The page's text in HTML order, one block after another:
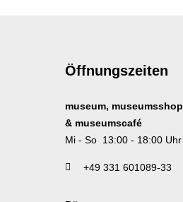
Öffnungszeiten
museum, museumsshop
& museumscafé
Mi - So 13:00 - 18:00 Uhr
+49 331 601089-33